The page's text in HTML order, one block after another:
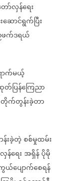
ာ်လှန်ရေး
ဆောင်ရွက်ပြီး
ဖက်ဒရယ်
ာက်မယ့်
ပြန်ကြေညာ
တိုက်တွန်းခဲ့တာ
န်းခဲ့တဲ့စစ်မှုထမ်း
န်ရေးအရှိန်ပိုမို
ယ်ပျောက်စေရန်